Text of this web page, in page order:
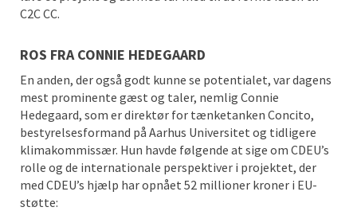
C2C CC.
ROS FRA CONNIE HEDEGAARD
En anden, der også godt kunne se potentialet, var dagens
mest prominente gæst og taler, nemlig Connie
Hedegaard, som er direktør for tænketanken Concito,
bestyrelsesformand på Aarhus Universitet og tidligere
klimakommissær. Hun havde følgende at sige om CDEU’s
rolle og de internationale perspektiver i projektet, der
med CDEU’s hjælp har opnået 52 millioner kroner i EU-
støtte: